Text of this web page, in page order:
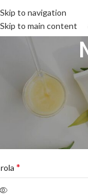
Skip to navigation
Skip to main content
Yap
adı veya e-posta
*